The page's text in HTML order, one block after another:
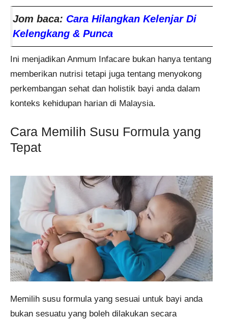
Jom baca: Cara Hilangkan Kelenjar Di
Kelengkang & Punca
Ini menjadikan Anmum Infacare bukan hanya tentang
memberikan nutrisi tetapi juga tentang menyokong
perkembangan sehat dan holistik bayi anda dalam
konteks kehidupan harian di Malaysia.
Cara Memilih Susu Formula yang
Tepat
Memilih susu formula yang sesuai untuk bayi anda
bukan sesuatu yang boleh dilakukan secara